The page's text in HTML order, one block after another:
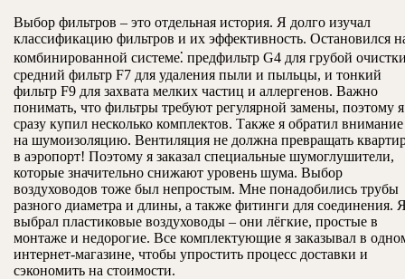
Выбор фильтров – это отдельная история. Я долго изучал
классификацию фильтров и их эффективность. Остановился
комбинированной системе⁚ предфильтр G4 для грубой
средний фильтр F7 для удаления пыли и пыльцы, и тонкий
фильтр F9 для захвата мелких частиц и аллергенов. Важно
понимать, что фильтры требуют регулярной замены, поэтому я
сразу купил несколько комплектов. Также я обратил внимание
на шумоизоляцию. Вентиляция не должна превращать
в аэропорт! Поэтому я заказал специальные шумоглушители,
которые значительно снижают уровень шума. Выбор
воздуховодов тоже был непростым. Мне понадобились трубы
разного диаметра и длины, а также фитинги для соединения.
выбрал пластиковые воздуховоды – они лёгкие, простые в
монтаже и недорогие. Все комплектующие я заказывал в
интернет-магазине, чтобы упростить процесс доставки и
сэкономить на стоимости.